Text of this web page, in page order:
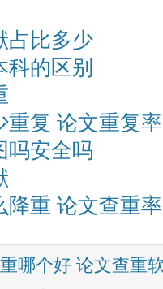
占比多少
的区别
重复 论文重复
吗安全吗
降重 论文查重
哪个好 论文查重